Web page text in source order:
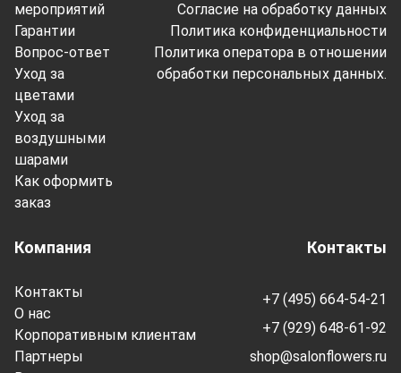
Компания
Контакты
О нас
Корпоративным клиентам
Партнеры
мероприятий
Гарантии
Вопрос-ответ
Уход за
цветами
Уход за
воздушными
шарами
Как оформить
заказ
Согласие на обработку данных
Политика конфиденциальности
Политика оператора в отношении
обработки персональных данных.
Контакты
+7 (495) 664-54-21
+7 (929) 648-61-92
shop@salonflowers.ru